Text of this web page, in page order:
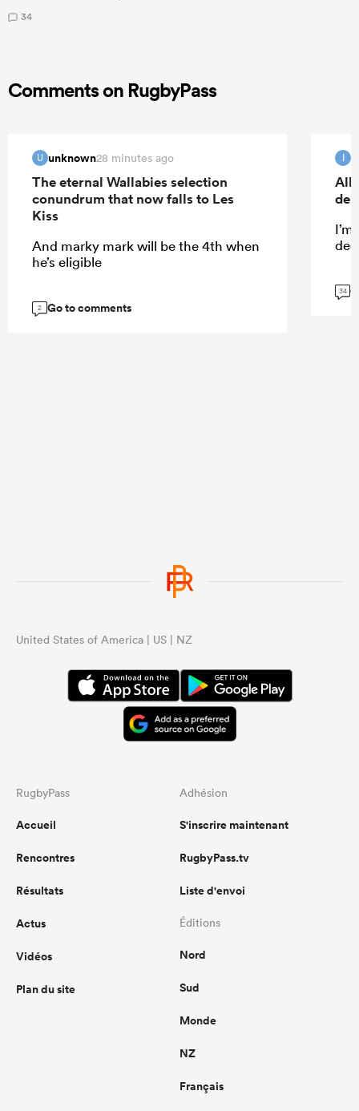
34
Comments on RugbyPass
U unknown28 minutes ago
The eternal Wallabies selection
conundrum that now falls to Les
Kiss
And marky mark will be the 4th when
he’s eligible
2 Go to comments
I
All
34
United States of America | US | NZ
RugbyPass
Accueil
Rencontres
Résultats
Actus
Vidéos
Plan du site
Adhésion
S'inscrire maintenant
RugbyPass.tv
Liste d'envoi
Éditions
Nord
Sud
Monde
NZ
Français